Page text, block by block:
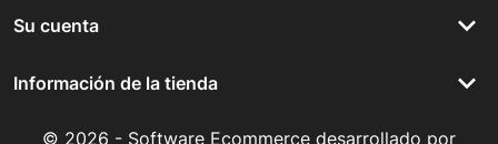
Su cuenta keyboard_arrow_down
Información de la tienda keyboard_arrow_down
© 2026 - Software Ecommerce desarrollado por